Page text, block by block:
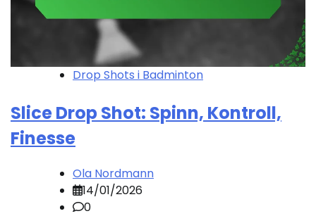
Drop Shots i Badminton
Slice Drop Shot: Spinn, Kontroll,
Finesse
Ola Nordmann
14/01/2026
0